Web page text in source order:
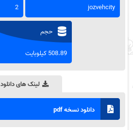
jozvehcity
2
حجم
508.89 کیلوبایت
لینک های دانلود
دانلود نسخه pdf